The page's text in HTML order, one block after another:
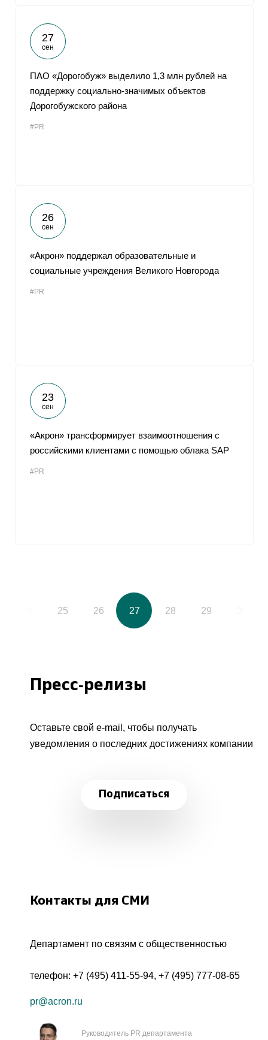
27
сен
ПАО «Дорогобуж» выделило 1,3 млн рублей на
поддержку социально-значимых объектов
Дорогобужского района
#PR
26
сен
«Акрон» поддержал образовательные и
социальные учреждения Великого Новгорода
#PR
23
сен
«Акрон» трансформирует взаимоотношения с
российскими клиентами с помощью облака SAP
#PR
25 26 27 28 29
Пресс-релизы
Оставьте свой e-mail, чтобы получать
уведомления о последних достижениях компании
Подписаться
Контакты для СМИ
Департамент по связям с общественностью
телефон: +7 (495) 411-55-94, +7 (495) 777-08-65
pr@acron.ru
Руководитель PR департамента